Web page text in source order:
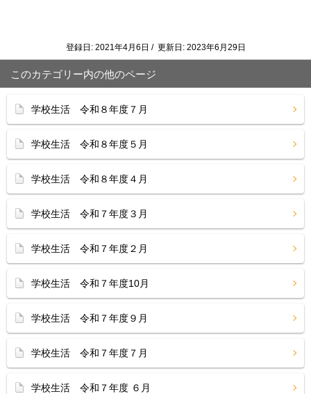
登録日: 2021年4月6日 / 更新日: 2023年6月29日
このカテゴリー内の他のページ
学校生活 令和８年度７月
学校生活 令和８年度５月
学校生活 令和８年度４月
学校生活 令和７年度３月
学校生活 令和７年度２月
学校生活 令和７年度10月
学校生活 令和７年度９月
学校生活 令和７年度７月
学校生活 令和７年度 ６月